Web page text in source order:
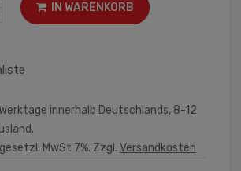
IN WARENKORB
innerhalb Deutschlands, 8-12
MwSt 7%. Zzgl. Versandkosten